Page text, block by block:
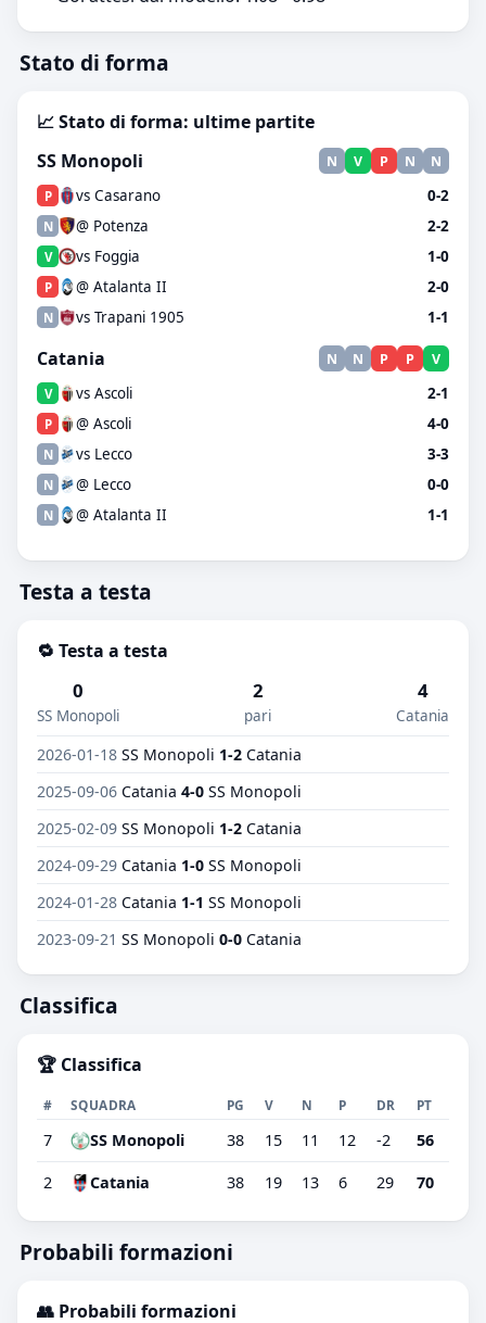
Stato di forma
📈 Stato di forma: ultime partite
SS Monopoli
N V P N N
P vs Casarano 0-2
N @ Potenza 2-2
V vs Foggia 1-0
P @ Atalanta II 2-0
N vs Trapani 1905 1-1
Catania N N P P V
V vs Ascoli 2-1
P @ Ascoli 4-0
N vs Lecco 3-3
N @ Lecco 0-0
N @ Atalanta II 1-1
Testa a testa
🔁 Testa a testa
0
SS Monopoli
2
pari
4
Catania
2026-01-18 SS Monopoli 1-2 Catania
2025-09-06 Catania 4-0 SS Monopoli
2025-02-09 SS Monopoli 1-2 Catania
2024-09-29 Catania 1-0 SS Monopoli
2024-01-28 Catania 1-1 SS Monopoli
2023-09-21 SS Monopoli 0-0 Catania
Classifica
🏆 Classifica
# SQUADRA PG V N P DR PT
7 SS Monopoli 38 15 11 12 -2 56
2 Catania 38 19 13 6 29 70
Probabili formazioni
👥 Probabili formazioni